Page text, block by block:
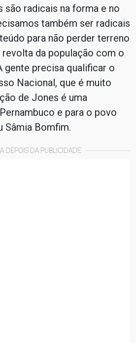
são radicais na forma e no
também ser radicais
para não perder terreno
revolta da população com o
gente precisa qualificar o
Nacional, que é muito
de Jones é uma
e para o povo
Sâmia Bomfim.
DEPOIS DA PUBLICIDADE